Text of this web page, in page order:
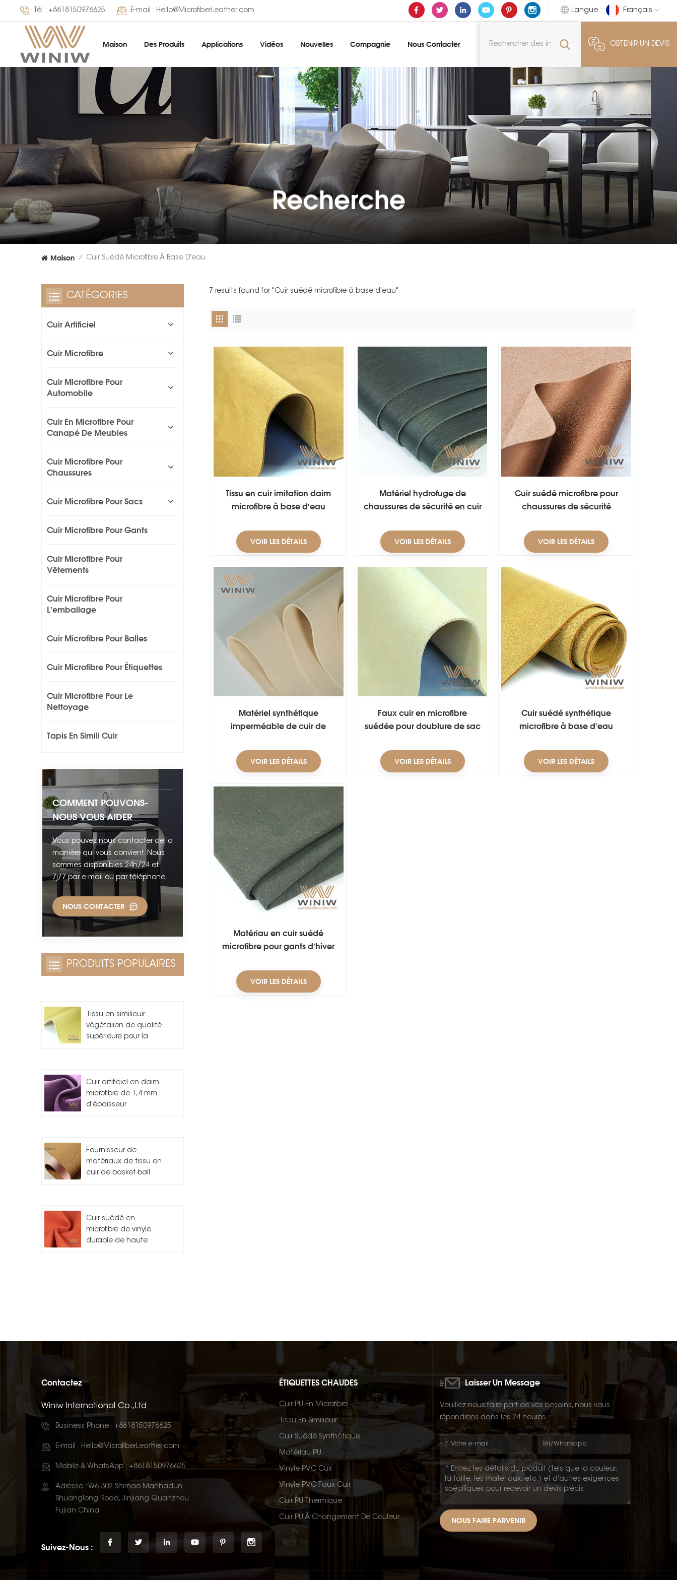
Tél : +8618150976625 E-mail : Hello@MicrofiberLeather.com Langue : Français
OBTENIR UN DEVIS
Maison Des Produits Applications Vidéos Nouvelles Compagnie Nous Contacter
Recherche
Maison / Cuir Suédé Microfibre À Base D'eau
7 results found for "Cuir suédé microfibre à base d'eau"
Tissu en cuir imitation daim
microfibre à base d'eau
VOIR LES DÉTAILS
Matériel hydrofuge de
chaussures de sécurité en cuir
VOIR LES DÉTAILS
Cuir suédé microfibre pour
chaussures de sécurité
VOIR LES DÉTAILS
Matériel synthétique
imperméable de cuir de
des voitures
VOIR LES DÉTAILS
Faux cuir en microfibre
suédée pour doublure de sac
VOIR LES DÉTAILS
Cuir suédé synthétique
microfibre à base d'eau
VOIR LES DÉTAILS
Matériau en cuir suédé
microfibre pour gants d'hiver
VOIR LES DÉTAILS
CATÉGORIES
Cuir Artificiel
Cuir Microfibre
Cuir Microfibre Pour
Automobile
Cuir En Microfibre Pour
Canapé De Meubles
Cuir Microfibre Pour
Chaussures
Cuir Microfibre Pour Sacs
Cuir Microfibre Pour Gants
Cuir Microfibre Pour
Vêtements
Cuir Microfibre Pour
L'emballage
Cuir Microfibre Pour Balles
Cuir Microfibre Pour Étiquettes
Cuir Microfibre Pour Le
Nettoyage
Tapis En Simili Cuir
COMMENT POUVONS-
NOUS VOUS AIDER
Vous pouvez nous contacter de la
manière qui vous convient. Nous
sommes disponibles 24h/24 et
7j/7 par e-mail ou par téléphone.
NOUS CONTACTER
PRODUITS POPULAIRES
Tissu en similicuir
végétalien de qualité
supérieure pour la
Cuir artificiel en daim
microfibre de 1,4 mm
d'épaisseur
Fournisseur de
matériaux de tissu en
cuir de basket-ball
Cuir suédé en
microfibre de vinyle
durable de haute
Contactez
Winiw International Co.,Ltd
Business Phone : +8618150976625
E-mail : Hello@MicrofiberLeather.com
Mobile & WhatsApp : +8618150976625
Adresse : W6-302 Shimao Manhadun
Shuanglong Road, Jinjiang Quanzhou
Fujian China
ÉTIQUETTES CHAUDES
Cuir PU En Microfibre
Tissu En Similicuir
Cuir Suédé Synthétique
Matériau PU
Vinyle PVC Cuir
Vinyle PVC Faux Cuir
Cuir PU Thermique
Cuir PU À Changement De Couleur
Laisser Un Message
Veuillez nous faire part de vos besoins, nous vous
répondrons dans les 24 heures.
Suivez-Nous :